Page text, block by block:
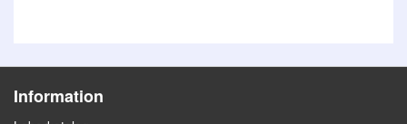
Information